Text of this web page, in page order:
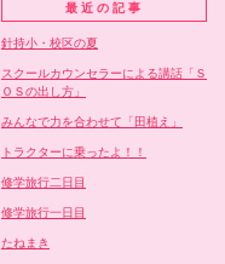
最近の記事
針持小・校区の夏
スクールカウンセラーによる講話「Ｓ
ＯＳの出し方」
みんなで力を合わせて「田植え」
トラクターに乗ったよ！！
修学旅行二日目
修学旅行一日目
たねまき